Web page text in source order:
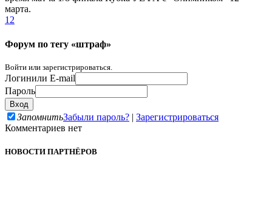
марта.
1 2
Форум по тегу «штраф»
Войти или зарегистрироваться.
Логинили E-mail
Пароль
ЗапомнитьЗабыли пароль? | Зарегистрироваться
Комментариев нет
НОВОСТИ ПАРТНЁРОВ